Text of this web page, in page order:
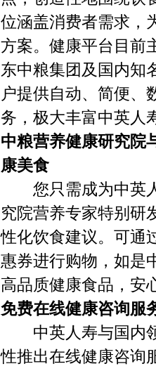
位涵盖消费者需求，
方案。健康平台目前
东中粮集团及国内知
户提供自动、简便、
务，极大丰富中英人
中粮营养健康研究院
康美食
您只需成为中英人
究院营养专家特别研
性化饮食建议。可通
惠券进行购物，如是
高品质健康食品，安
免费在线健康咨询服
中英人寿与国内领
性推出在线健康咨询